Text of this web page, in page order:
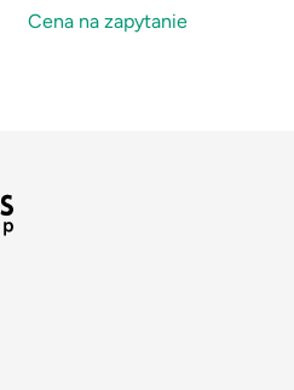
Cena na zapytanie